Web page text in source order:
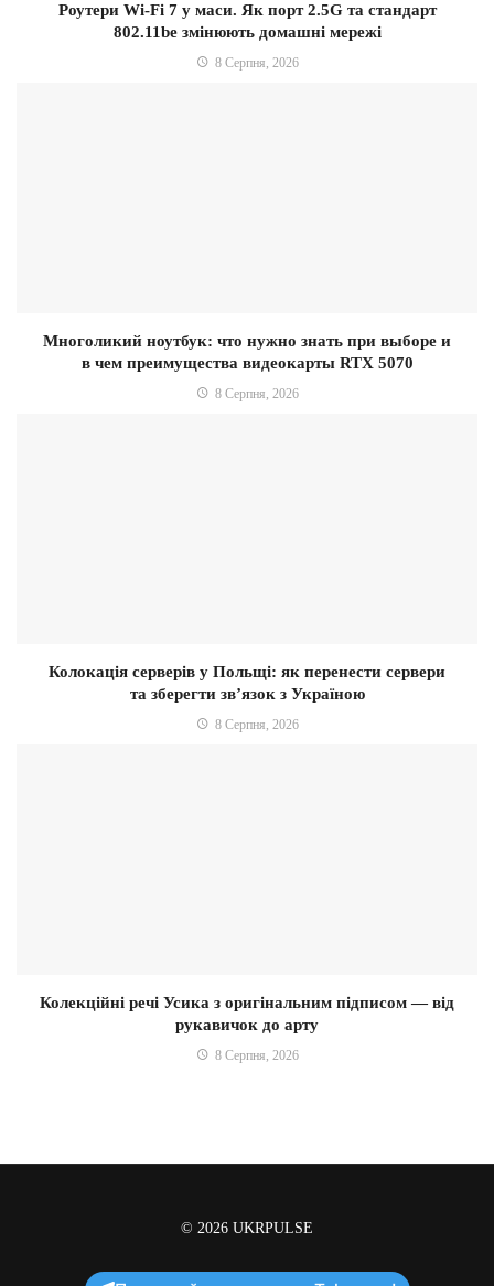
Роутери Wi-Fi 7 у маси. Як порт 2.5G та стандарт
802.11be змінюють домашні мережі
8 Серпня, 2026
Многоликий ноутбук: что нужно знать при выборе и
в чем преимущества видеокарты RTX 5070
8 Серпня, 2026
Колокація серверів у Польщі: як перенести сервери
та зберегти зв’язок з Україною
8 Серпня, 2026
Колекційні речі Усика з оригінальним підписом — від
рукавичок до арту
8 Серпня, 2026
© 2026 UKRPULSE